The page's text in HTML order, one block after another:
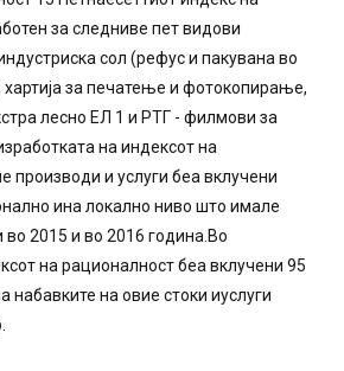
за следниве пет видови
сол (рефус и пакувана во
за печатење и фотокопирање,
лесно ЕЛ 1 и РТГ - филмови за
на индексот на
производи и услуги беа вклучени
ина локално ниво што имале
2015 и во 2016 година.Во
на рационалност беа вклучени 95
набавките на овие стоки иуслуги